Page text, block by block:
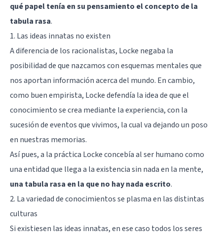
qué papel tenía en su pensamiento el concepto de la
tabula rasa.
1. Las ideas innatas no existen
A diferencia de los racionalistas, Locke negaba la
posibilidad de que nazcamos con esquemas mentales que
nos aportan información acerca del mundo. En cambio,
como buen empirista, Locke defendía la idea de que el
conocimiento se crea mediante la experiencia, con la
sucesión de eventos que vivimos, la cual va dejando un poso
en nuestras memorias.
Así pues, a la práctica Locke concebía al ser humano como
una entidad que llega a la existencia sin nada en la mente,
una tabula rasa en la que no hay nada escrito.
2. La variedad de conocimientos se plasma en las distintas
culturas
Si existiesen las ideas innatas, en ese caso todos los seres